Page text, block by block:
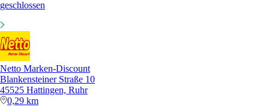
geschlossen
Netto Marken-Discount
Blankensteiner Straße 10
45525 Hattingen, Ruhr
0,29 km